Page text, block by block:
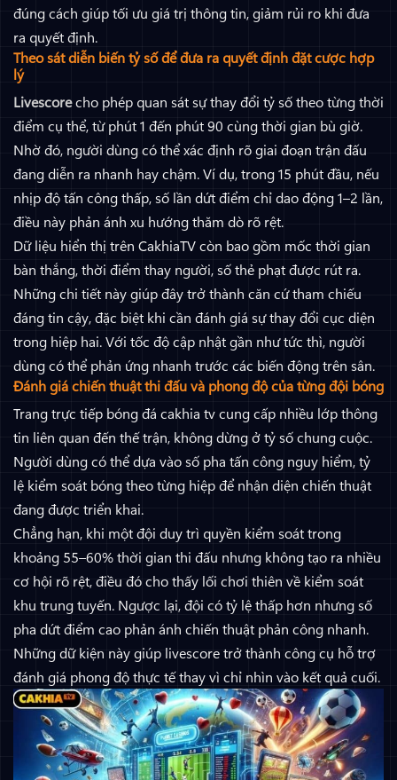
đúng cách giúp tối ưu giá trị thông tin, giảm rủi ro khi đưa
ra quyết định.
Theo sát diễn biến tỷ số để đưa ra quyết định đặt cược hợp
lý
Livescorecho phép quan sát sự thay đổi tỷ số theo từng thời
điểm cụ thể, từ phút 1 đến phút 90 cùng thời gian bù giờ.
Nhờ đó, người dùng có thể xác định rõ giai đoạn trận đấu
đang diễn ra nhanh hay chậm. Ví dụ, trong 15 phút đầu, nếu
nhịp độ tấn công thấp, số lần dứt điểm chỉ dao động 1–2 lần,
điều này phản ánh xu hướng thăm dò rõ rệt.
Dữ liệu hiển thị trên CakhiaTV còn bao gồm mốc thời gian
bàn thắng, thời điểm thay người, số thẻ phạt được rút ra.
Những chi tiết này giúp đây trở thành căn cứ tham chiếu
đáng tin cậy, đặc biệt khi cần đánh giá sự thay đổi cục diện
trong hiệp hai. Với tốc độ cập nhật gần như tức thì, người
dùng có thể phản ứng nhanh trước các biến động trên sân.
Đánh giá chiến thuật thi đấu và phong độ của từng đội bóng
Trang trực tiếp bóng đá cakhia tv cung cấp nhiều lớp thông
tin liên quan đến thế trận, không dừng ở tỷ số chung cuộc.
Người dùng có thể dựa vào số pha tấn công nguy hiểm, tỷ
lệ kiểm soát bóng theo từng hiệp để nhận diện chiến thuật
đang được triển khai.
Chẳng hạn, khi một đội duy trì quyền kiểm soát trong
khoảng 55–60% thời gian thi đấu nhưng không tạo ra nhiều
cơ hội rõ rệt, điều đó cho thấy lối chơi thiên về kiểm soát
khu trung tuyến. Ngược lại, đội có tỷ lệ thấp hơn nhưng số
pha dứt điểm cao phản ánh chiến thuật phản công nhanh.
Những dữ kiện này giúp livescore trở thành công cụ hỗ trợ
đánh giá phong độ thực tế thay vì chỉ nhìn vào kết quả cuối.